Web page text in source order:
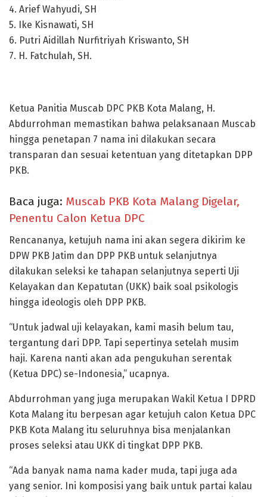
4.⁠ ⁠Arief Wahyudi, SH
5.⁠ ⁠Ike Kisnawati, SH
6.⁠ ⁠Putri Aidillah Nurfitriyah Kriswanto, SH
7.⁠ ⁠H. Fatchulah, SH.
Ketua Panitia Muscab DPC PKB Kota Malang, H.
Abdurrohman memastikan bahwa pelaksanaan Muscab
hingga penetapan 7 nama ini dilakukan secara
transparan dan sesuai ketentuan yang ditetapkan DPP
PKB.
Baca juga: Muscab PKB Kota Malang Digelar,
Penentu Calon Ketua DPC
Rencananya, ketujuh nama ini akan segera dikirim ke
DPW PKB Jatim dan DPP PKB untuk selanjutnya
dilakukan seleksi ke tahapan selanjutnya seperti Uji
Kelayakan dan Kepatutan (UKK) baik soal psikologis
hingga ideologis oleh DPP PKB.
“Untuk jadwal uji kelayakan, kami masih belum tau,
tergantung dari DPP. Tapi sepertinya setelah musim
haji. Karena nanti akan ada pengukuhan serentak
(Ketua DPC) se-Indonesia,” ucapnya.
Abdurrohman yang juga merupakan Wakil Ketua I DPRD
Kota Malang itu berpesan agar ketujuh calon Ketua DPC
PKB Kota Malang itu seluruhnya bisa menjalankan
proses seleksi atau UKK di tingkat DPP PKB.
“Ada banyak nama nama kader muda, tapi juga ada
yang senior. Ini komposisi yang baik untuk partai kalau